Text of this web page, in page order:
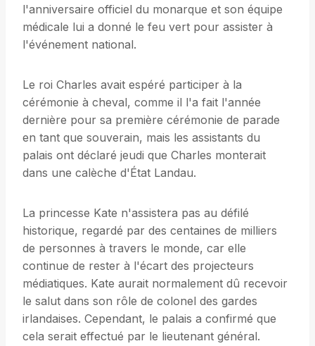
l'anniversaire officiel du monarque et son équipe
médicale lui a donné le feu vert pour assister à
l'événement national.
Le roi Charles avait espéré participer à la
cérémonie à cheval, comme il l'a fait l'année
dernière pour sa première cérémonie de parade
en tant que souverain, mais les assistants du
palais ont déclaré jeudi que Charles monterait
dans une calèche d'État Landau.
La princesse Kate n'assistera pas au défilé
historique, regardé par des centaines de milliers
de personnes à travers le monde, car elle
continue de rester à l'écart des projecteurs
médiatiques. Kate aurait normalement dû recevoir
le salut dans son rôle de colonel des gardes
irlandaises. Cependant, le palais a confirmé que
cela serait effectué par le lieutenant général.